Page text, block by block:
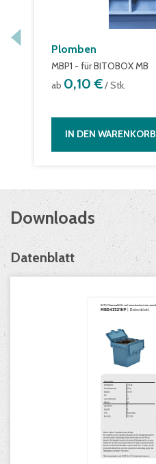
Plomben
MBP1 - für BITOBOX MB
ab 0,10 €/ Stk.
IN DEN WARENKORB
Downloads
Datenblatt